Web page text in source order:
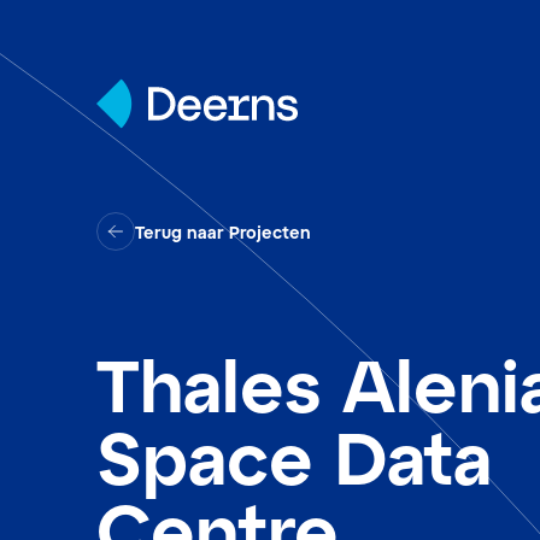
Terug naar Projecten
Thales
Space Data